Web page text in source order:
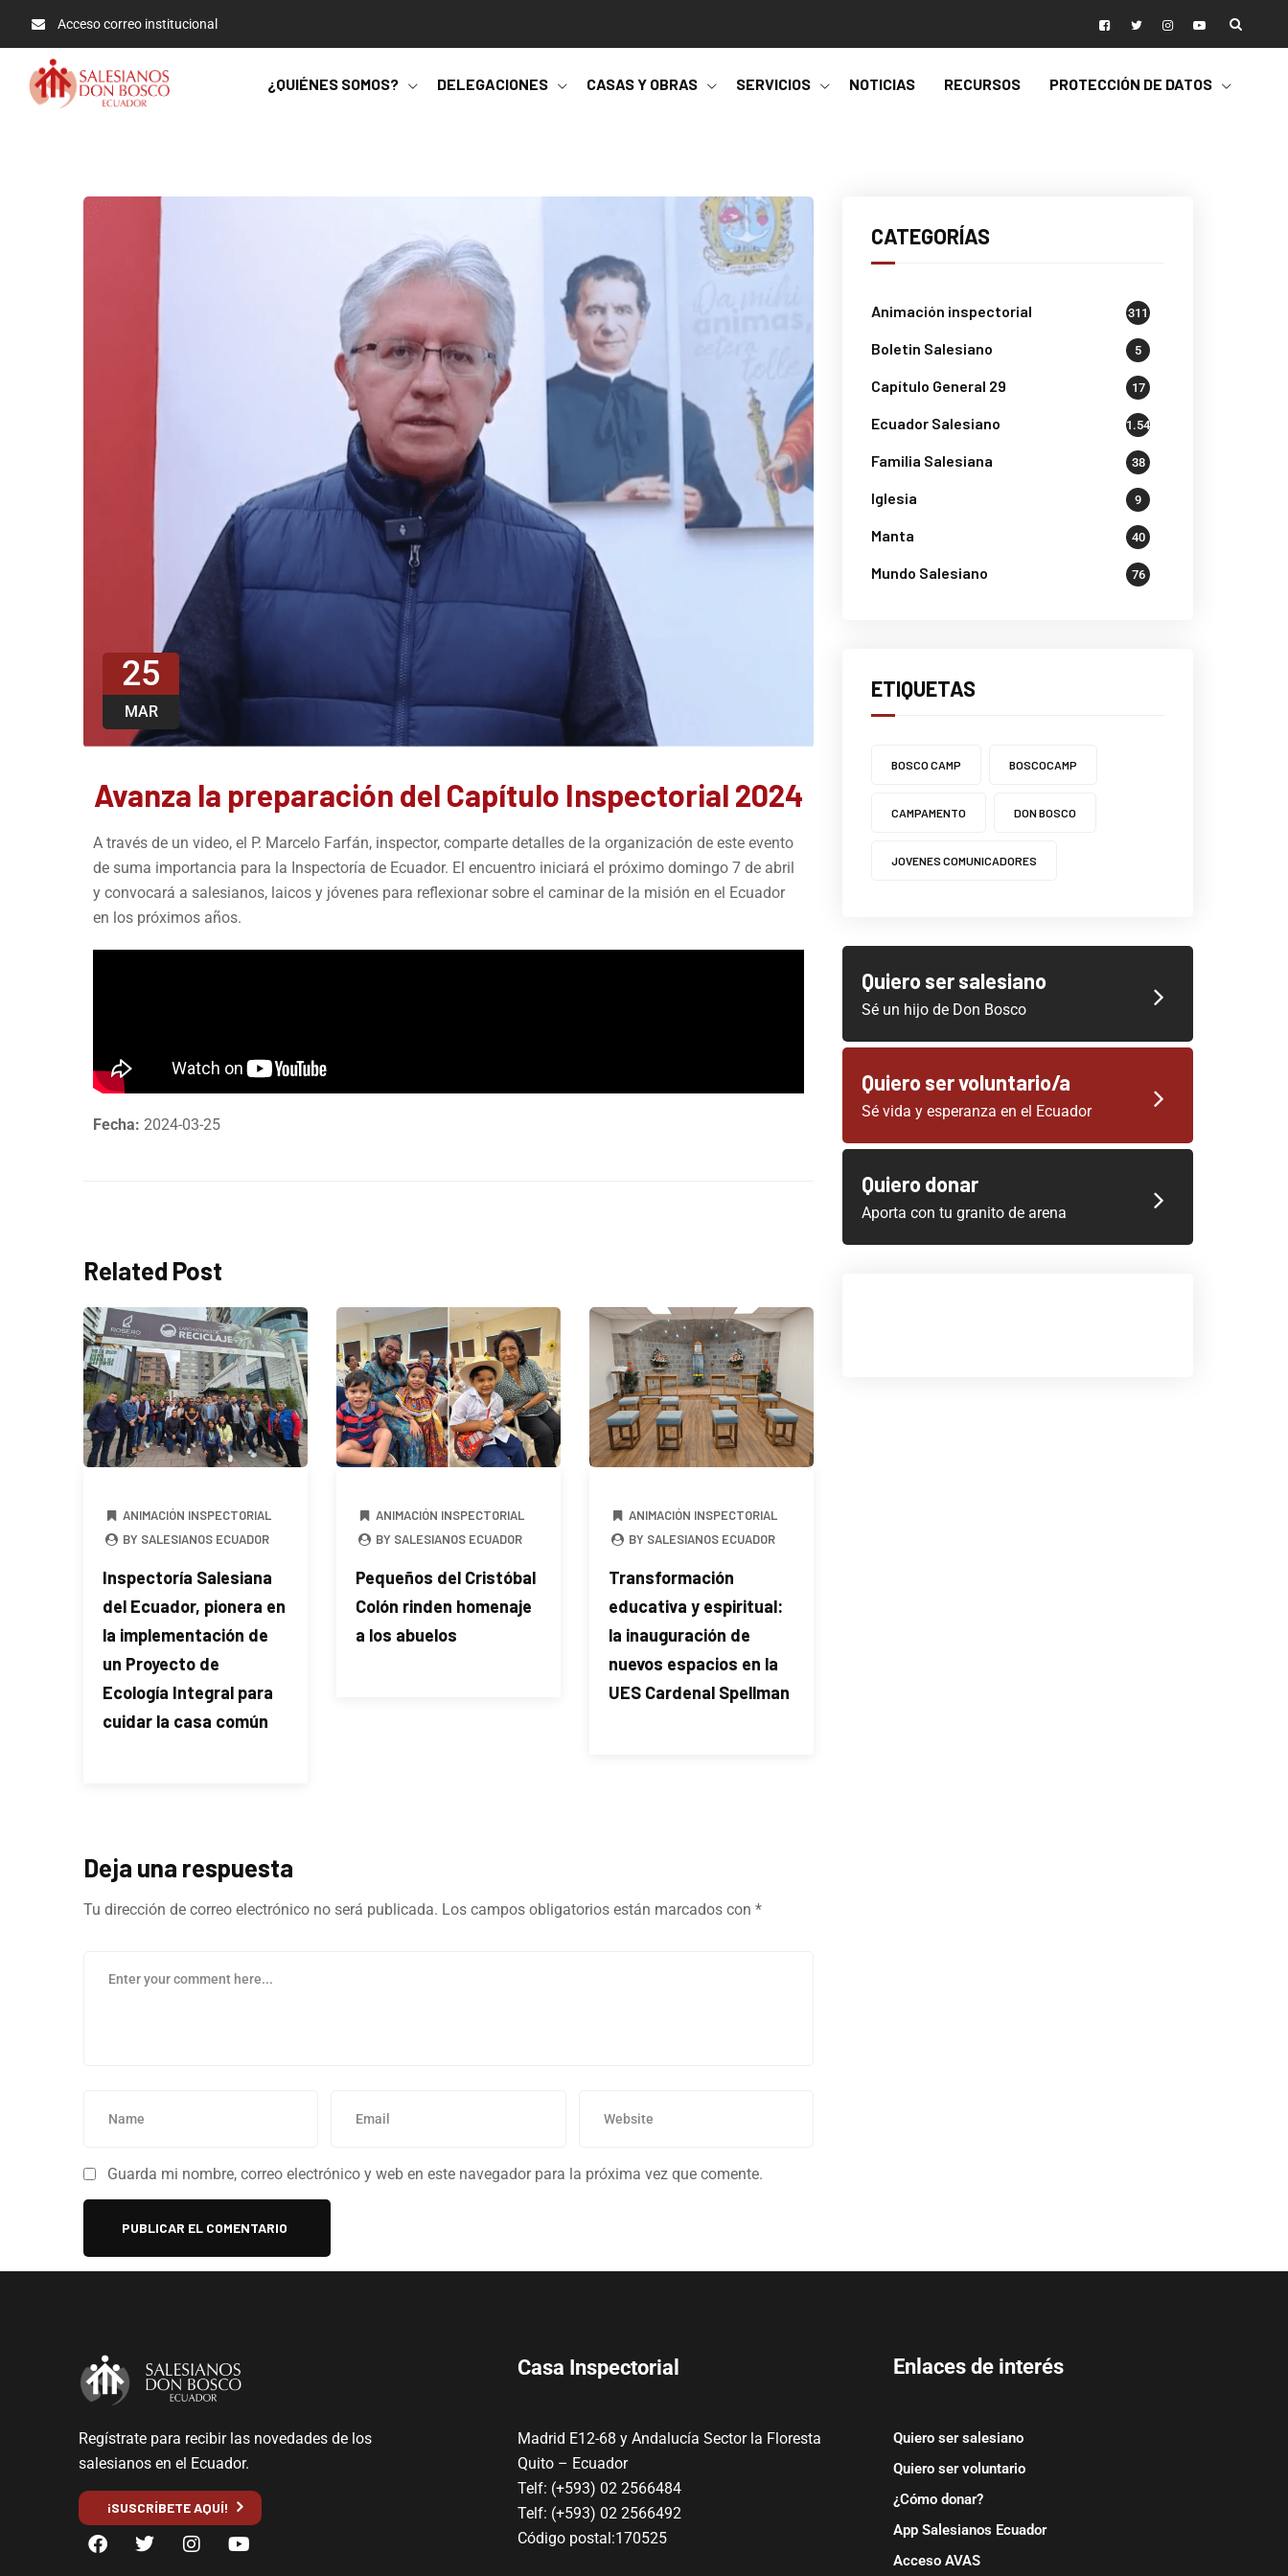
Acceso correo institucional
¿QUIÉNES SOMOS? DELEGACIONES CASAS Y OBRAS SERVICIOS NOTICIAS RECURSOS PROTECCIÓN DE DATOS
25
MAR
Avanza la preparación del Capítulo Inspectorial 2024
A través de un video, el P. Marcelo Farfán, inspector, comparte detalles de la organización de este evento
de suma importancia para la Inspectoría de Ecuador. El encuentro iniciará el próximo domingo 7 de abril
y convocará a salesianos, laicos y jóvenes para reflexionar sobre el caminar de la misión en el Ecuador
en los próximos años.
Fecha: 2024-03-25
Related Post
ANIMACIÓN INSPECTORIAL
BY SALESIANOS ECUADOR
Inspectoría Salesiana
del Ecuador, pionera en
la implementación de
un Proyecto de
Ecología Integral para
cuidar la casa común
ANIMACIÓN INSPECTORIAL
BY SALESIANOS ECUADOR
Pequeños del Cristóbal
Colón rinden homenaje
a los abuelos
ANIMACIÓN INSPECTORIAL
BY SALESIANOS ECUADOR
Transformación
educativa y espiritual:
la inauguración de
nuevos espacios en la
UES Cardenal Spellman
Deja una respuesta
Tu dirección de correo electrónico no será publicada. Los campos obligatorios están marcados con *
Guarda mi nombre, correo electrónico y web en este navegador para la próxima vez que comente.
CATEGORÍAS
Animación inspectorial 311
Boletin Salesiano 5
Capítulo General 29 17
Ecuador Salesiano 1.541
Familia Salesiana 38
Iglesia 9
Manta 40
Mundo Salesiano 76
ETIQUETAS
BOSCO CAMP BOSCOCAMP
CAMPAMENTO DON BOSCO
JOVENES COMUNICADORES
Quiero ser salesiano
Sé un hijo de Don Bosco
Quiero ser voluntario/a
Sé vida y esperanza en el Ecuador
Quiero donar
Aporta con tu granito de arena
Regístrate para recibir las novedades de los
salesianos en el Ecuador.
¡SUSCRÍBETE AQUÍ!
Casa Inspectorial
Madrid E12-68 y Andalucía Sector la Floresta
Quito – Ecuador
Telf: (+593) 02 2566484
Telf: (+593) 02 2566492
Código postal:170525
Enlaces de interés
Quiero ser salesiano
Quiero ser voluntario
¿Cómo donar?
App Salesianos Ecuador
Acceso AVAS